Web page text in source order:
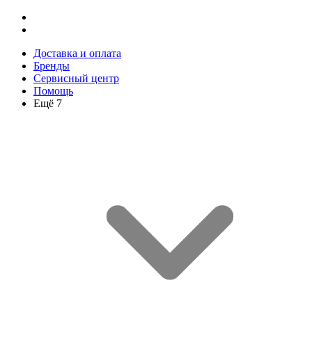
Доставка и оплата
Бренды
Сервисный центр
Помощь
Ещё 7